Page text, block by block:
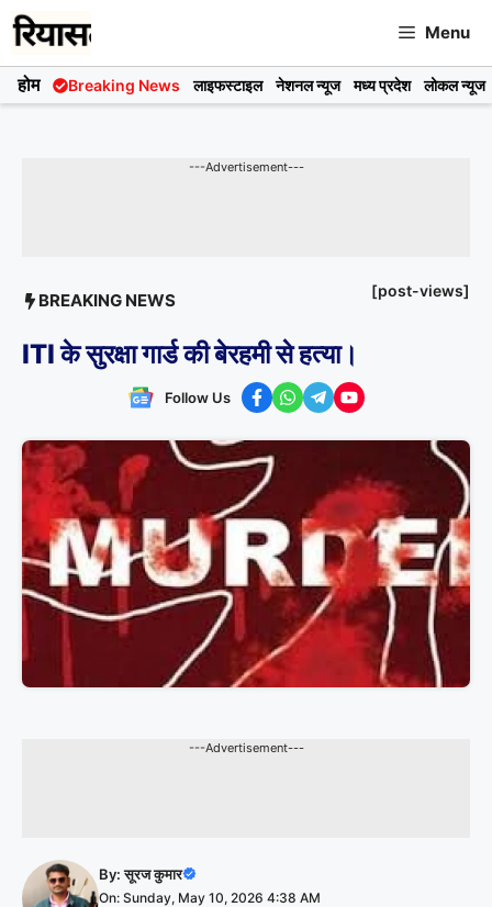
Skip
to
content
Menu
होम Breaking News लाइफस्टाइल नेशनल न्यूज मध्य प्रदेश लोकल न्यूज
---Advertisement---
BREAKING NEWS [post-views]
ITI के सुरक्षा गार्ड की बेरहमी से हत्या।
Follow Us
---Advertisement---
By:सूरज कुमार
On: Sunday, May 10, 2026 4:38 AM